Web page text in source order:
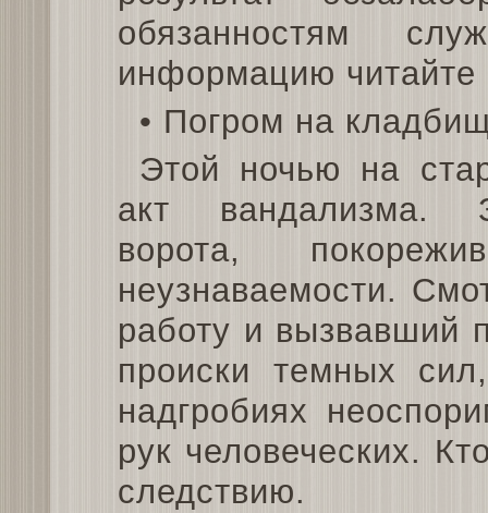
обязанностям
информацию читайте
• Погром на
Этой ночью на
акт вандализма.
ворота,
неузнаваемости.
работу и вызвавший
происки темных
надгробиях
рук человеческих.
следствию.